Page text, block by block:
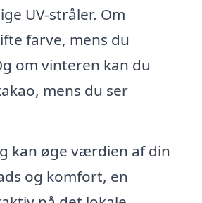
UV-stråler. Om
farve, mens du
om vinteren kan du
mens du ser
kan øge værdien af din
og komfort, en